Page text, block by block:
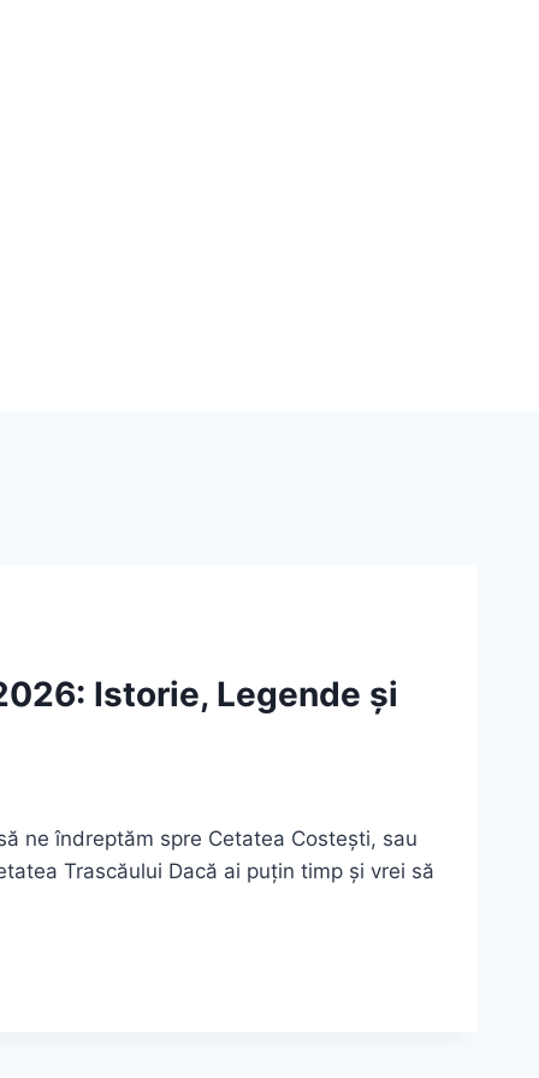
Istorie, Legende și
ne îndreptăm spre Cetatea Costești, sau
Trascăului Dacă ai puțin timp și vrei să